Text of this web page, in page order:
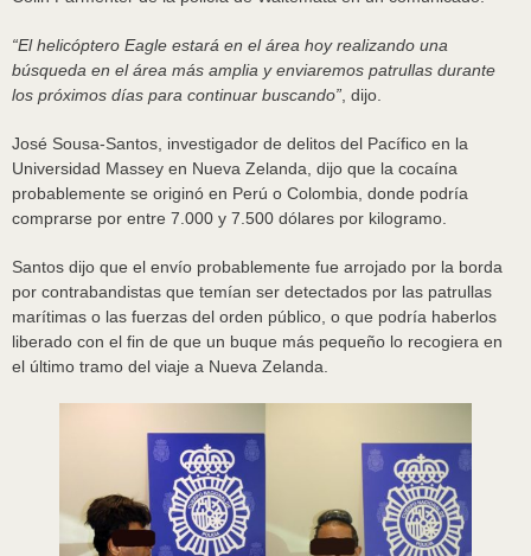
“El helicóptero Eagle estará en el área hoy realizando una
búsqueda en el área más amplia y enviaremos patrullas durante
los próximos días para continuar buscando” , dijo.
José Sousa-Santos, investigador de delitos del Pacífico en la
Universidad Massey en Nueva Zelanda, dijo que la cocaína
probablemente se originó en Perú o Colombia, donde podría
comprarse por entre 7.000 y 7.500 dólares por kilogramo.
Santos dijo que el envío probablemente fue arrojado por la borda
por contrabandistas que temían ser detectados por las patrullas
marítimas o las fuerzas del orden público, o que podría haberlos
liberado con el fin de que un buque más pequeño lo recogiera en
el último tramo del viaje a Nueva Zelanda.